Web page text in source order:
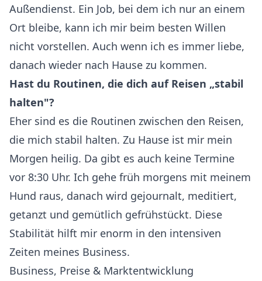
Außendienst. Ein Job, bei dem ich nur an einem
Ort bleibe, kann ich mir beim besten Willen
nicht vorstellen. Auch wenn ich es immer liebe,
danach wieder nach Hause zu kommen.
Hast du Routinen, die dich auf Reisen „stabil
halten"?
Eher sind es die Routinen zwischen den Reisen,
die mich stabil halten. Zu Hause ist mir mein
Morgen heilig. Da gibt es auch keine Termine
vor 8:30 Uhr. Ich gehe früh morgens mit meinem
Hund raus, danach wird gejournalt, meditiert,
getanzt und gemütlich gefrühstückt. Diese
Stabilität hilft mir enorm in den intensiven
Zeiten meines Business.
Business, Preise & Marktentwicklung